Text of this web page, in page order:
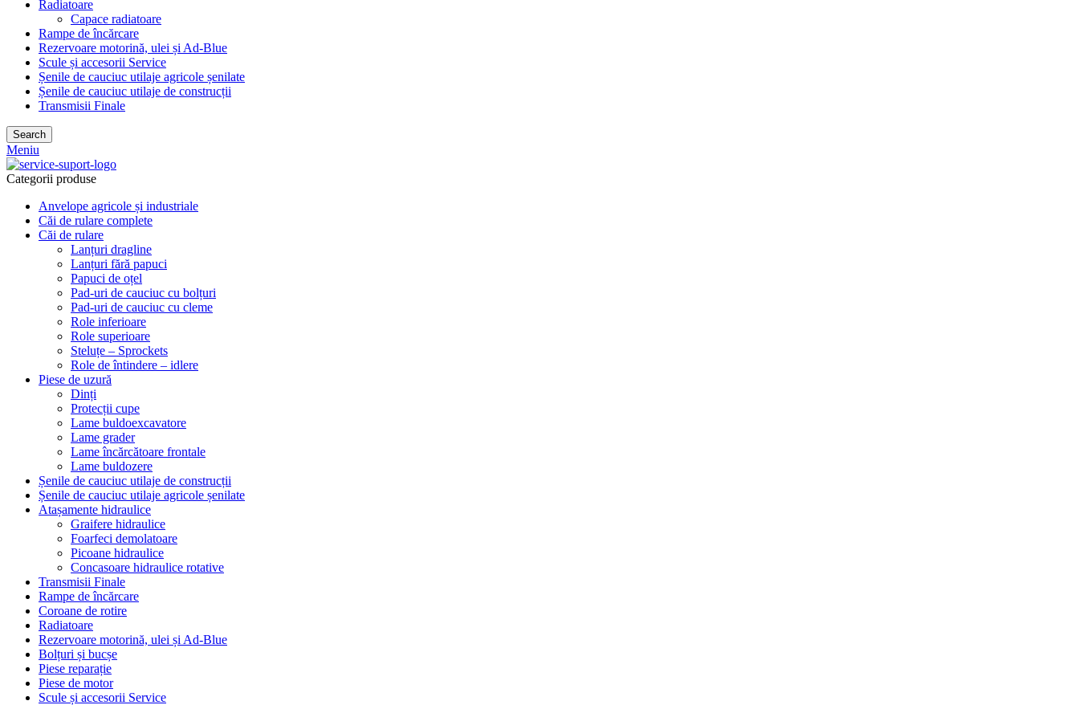
Radiatoare
Capace radiatoare
Rampe de încărcare
Rezervoare motorină, ulei și Ad-Blue
Scule și accesorii Service
Șenile de cauciuc utilaje agricole șenilate
Șenile de cauciuc utilaje de construcții
Transmisii Finale
Search
Meniu
Categorii produse
Anvelope agricole și industriale
Căi de rulare complete
Căi de rulare
Lanțuri dragline
Lanțuri fără papuci
Papuci de oțel
Pad-uri de cauciuc cu bolțuri
Pad-uri de cauciuc cu cleme
Role inferioare
Role superioare
Steluțe – Sprockets
Role de întindere – idlere
Piese de uzură
Dinți
Protecții cupe
Lame buldoexcavatore
Lame grader
Lame încărcătoare frontale
Lame buldozere
Șenile de cauciuc utilaje de construcții
Șenile de cauciuc utilaje agricole șenilate
Atașamente hidraulice
Graifere hidraulice
Foarfeci demolatoare
Picoane hidraulice
Concasoare hidraulice rotative
Transmisii Finale
Rampe de încărcare
Coroane de rotire
Radiatoare
Rezervoare motorină, ulei și Ad-Blue
Bolțuri și bucșe
Piese reparație
Piese de motor
Scule și accesorii Service